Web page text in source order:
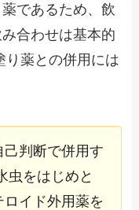
であるため、飲
合わせは基本的
り薬との併用には
判断で併用す
虫をはじめと
ロイド外用薬を